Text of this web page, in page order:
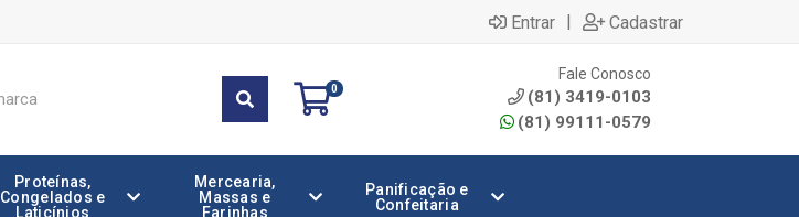
Entrar | Cadastrar
0
Fale Conosco
(81) 3419-0103
(81) 99111-0579
Proteínas,
Congelados e
Laticínios
Mercearia,
Massas e
Farinhas
Panificação e
Confeitaria